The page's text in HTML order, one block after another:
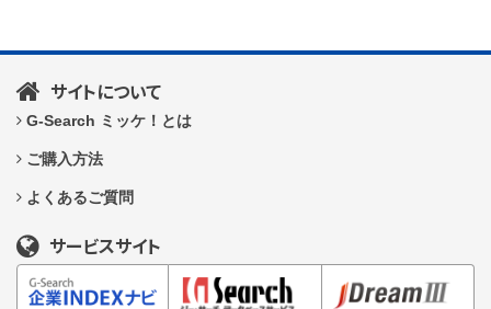
サイトについて
G-Search ミッケ！とは
ご購入方法
よくあるご質問
サービスサイト